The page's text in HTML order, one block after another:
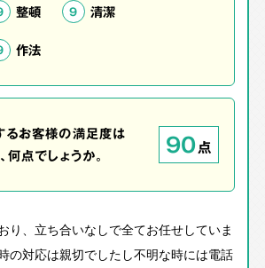
整頓 9 清潔
作法
るお客様の満足度は
点でしょうか。
90点
り、立ち合いなしで全てお任せしていま
の対応は親切でしたし不明な時には電話